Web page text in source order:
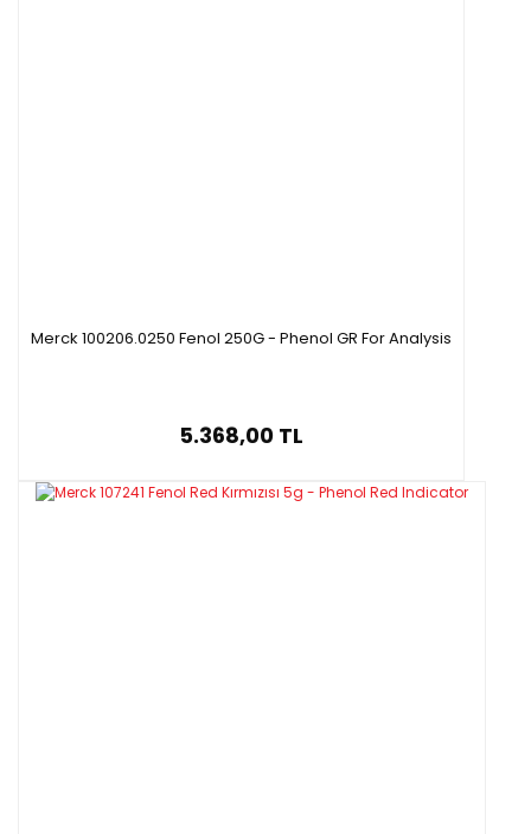
Merck 100206.0250 Fenol 250G - Phenol GR For Analysis
5.368,00 TL